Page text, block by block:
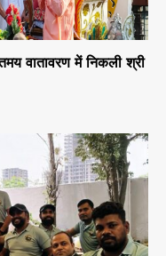
वातावरण में निकली श्री